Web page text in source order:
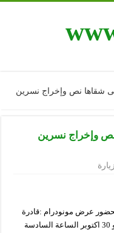
شقاها نص وإخراج نسرين
وإخراج نسرين
عرض مونودرام :قادرة
على شقاها نص وإخراج نسرين بلحاج يوم 29 و 30 اكتوبر الساعة السادسة